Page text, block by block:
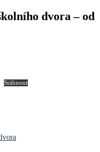
dvora – od
Stáhnout